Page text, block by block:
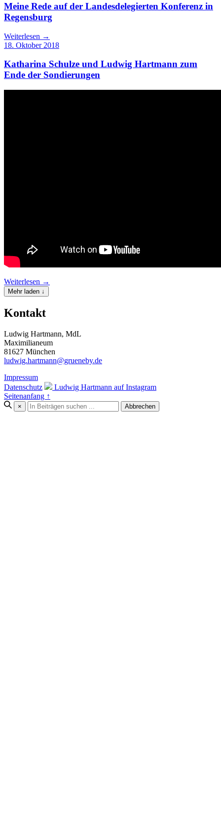
Meine Rede auf der Landesdelegierten Konferenz in
Regensburg
Weiterlesen →
18. Oktober 2018
Katharina Schulze und Ludwig Hartmann zum
Ende der Sondierungen
Weiterlesen →
Mehr laden ↓
Kontakt
Ludwig Hartmann, MdL
Maximilianeum
81627 München
ludwig.hartmann@grueneby.de
Impressum
Datenschutz
Ludwig Hartmann auf Instagram
Seitenanfang ↑
× Abbrechen